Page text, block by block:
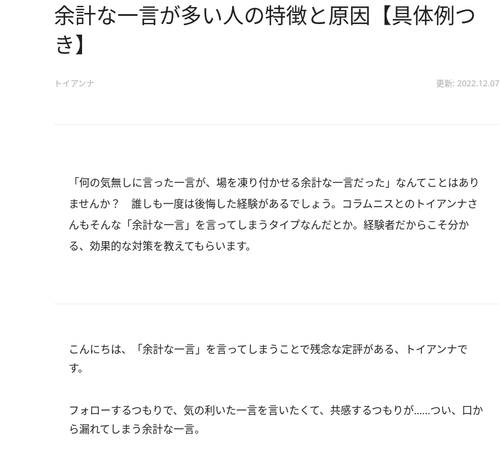
余計な一言が多い人の特徴と原因【具体例つ
き】
トイアンナ 更新: 2022.12.07
「何の気無しに言った一言が、場を凍り付かせる余計な一言だった」なんてことはあり
ませんか？ 誰しも一度は後悔した経験があるでしょう。コラムニスとのトイアンナさ
んもそんな「余計な一言」を言ってしまうタイプなんだとか。経験者だからこそ分か
る、効果的な対策を教えてもらいます。
こんにちは、「余計な一言」を言ってしまうことで残念な定評がある、トイアンナで
す。
フォローするつもりで、気の利いた一言を言いたくて、共感するつもりが……つい、口か
ら漏れてしまう余計な一言。